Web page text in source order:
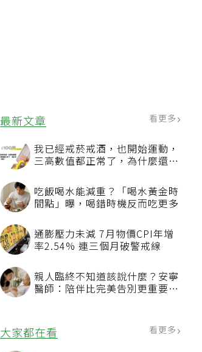
最新文章 看更多
我已經戒菸戒酒，也開始運動，
三高數值都正常了，為什麼還不
吃飯喝水能減重？「喝水黃金時
間點」曝，喝錯時機反而吃更多
通膨壓力未減 7月物價CPI年增
率2.54% 連三個月破警戒線
親人臨終不知道該說什麼？安寧
醫師：陪伴比完美告別更重要，
大家都在看 看更多